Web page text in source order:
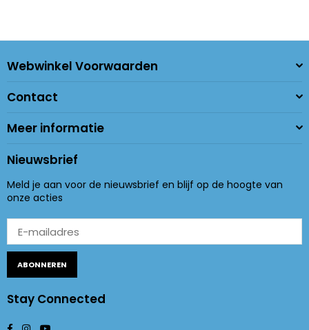
Webwinkel Voorwaarden
Contact
Meer informatie
Nieuwsbrief
Meld je aan voor de nieuwsbrief en blijf op de hoogte van
onze acties
ABONNEREN
Stay Connected
Facebook
Instagram